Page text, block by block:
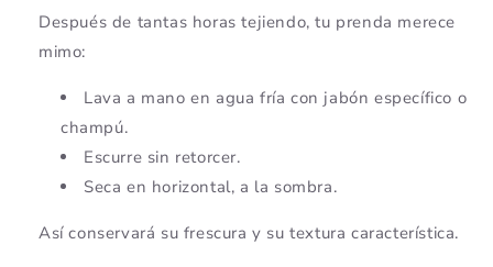
Después de tantas horas tejiendo, tu prenda merece
mimo:
Lava a mano en agua fría con jabón específico o
champú.
Escurre sin retorcer.
Seca en horizontal, a la sombra.
Así conservará su frescura y su textura característica.